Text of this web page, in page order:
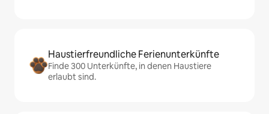
Haustierfreundliche Ferienunterkünfte
Finde 300 Unterkünfte, in denen Haustiere
erlaubt sind.